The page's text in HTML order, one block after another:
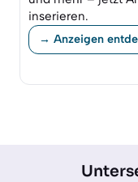
inserieren.
→ Anzeigen